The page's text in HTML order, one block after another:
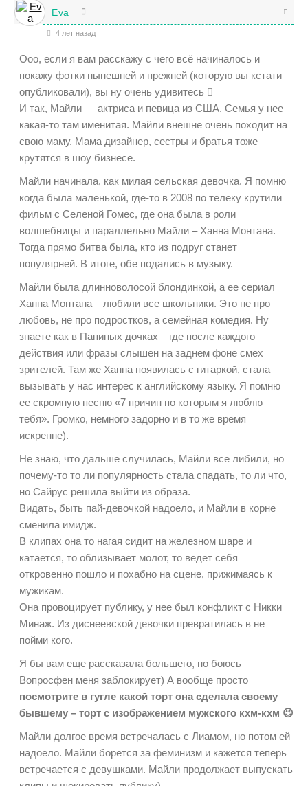
Eva
4 лет назад
Ооо, если я вам расскажу с чего всё начиналось и
покажу фотки нынешней и прежней (которую вы кстати
опубликовали), вы ну очень удивитесь 
И так, Майли — актриса и певица из США. Семья у нее
какая-то там именитая. Майли внешне очень походит на
свою маму. Мама дизайнер, сестры и братья тоже
крутятся в шоу бизнесе.
Майли начинала, как милая сельская девочка. Я помню
когда была маленькой, где-то в 2008 по телеку крутили
фильм с Селеной Гомес, где она была в роли
волшебницы и параллельно Майли – Ханна Монтана.
Тогда прямо битва была, кто из подруг станет
популярней. В итоге, обе подались в музыку.
Майли была длинноволосой блондинкой, а ее сериал
Ханна Монтана – любили все школьники. Это не про
любовь, не про подростков, а семейная комедия. Ну
знаете как в Папиных дочках – где после каждого
действия или фразы слышен на заднем фоне смех
зрителей. Там же Ханна появилась с гитаркой, стала
вызывать у нас интерес к английскому языку. Я помню
ее скромную песню «7 причин по которым я люблю
тебя». Громко, немного задорно и в то же время
искренне).
Не знаю, что дальше случилась, Майли все либили, но
почему-то то ли популярность стала спадать, то ли что,
но Сайрус решила выйти из образа.
Видать, быть пай-девочкой надоело, и Майли в корне
сменила имидж.
В клипах она то нагая сидит на железном шаре и
катается, то облизывает молот, то ведет себя
откровенно пошло и похабно на сцене, прижимаясь к
мужикам.
Она провоцирует публику, у нее был конфликт с Никки
Минаж. Из диснеевской девочки превратилась в не
пойми кого.
Я бы вам еще рассказала большего, но боюсь
Вопросфен меня заблокирует) А вообще просто
посмотрите в гугле какой торт она сделала своему
бывшему – торт с изображением мужского кхм-кхм 😉
Майли долгое время встречалась с Лиамом, но потом ей
надоело. Майли борется за феминизм и кажется теперь
встречается с девушками. Майли продолжает выпускать